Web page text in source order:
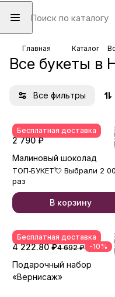
Главная Каталог
Все букеты в
Все фильтры
Бесплатная доставка
2 790 ₽
Малиновый шоколад
ТОП‑БУКЕТ💘 Выбрали 2
раз
В корзину
Бесплатная доставка
4 222.80 ₽4 692 ₽ -10%
Подарочный набор
«Вернисаж»